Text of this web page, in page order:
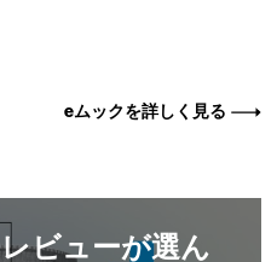
eムックを詳しく見る
ビューが選ん